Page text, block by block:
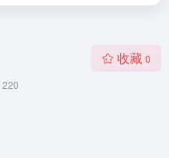
220
收藏 0